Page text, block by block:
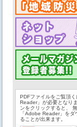
PDFファイルをご覧頂
Reader」が必要となり
ンをクリックすると、
「Adobe Reader」をダ
ることが出来ます。